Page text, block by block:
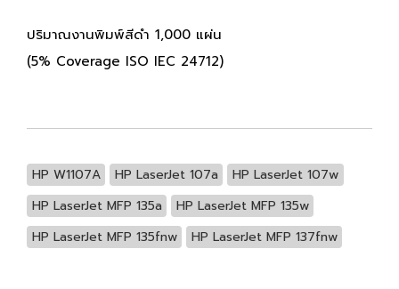
ปริมาณงานพิมพ์สีดำ 1,000 แผ่น
(5% Coverage ISO IEC 24712)
HP W1107A HP LaserJet 107a
HP LaserJet 107w
HP LaserJet MFP 135a
HP LaserJet MFP 135w
HP LaserJet MFP 135fnw
HP LaserJet MFP 137fnw